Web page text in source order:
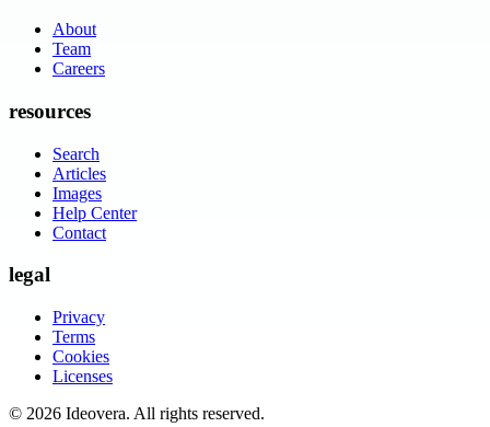
About
Team
Careers
resources
Search
Articles
Images
Help Center
Contact
legal
Privacy
Terms
Cookies
Licenses
© 2026 Ideovera. All rights reserved.